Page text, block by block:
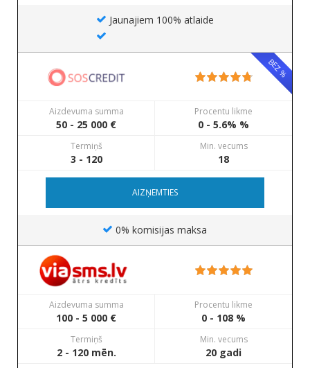
Jaunajiem 100% atlaide
BEZ %
Aizdevuma summa
50 - 25 000 €
Procentu likme
0 - 5.6% %
Termiņš
3 - 120
Min. vecums
18
AIZŅEMTIES
0% komisijas maksa
Aizdevuma summa
100 - 5 000 €
Procentu likme
0 - 108 %
Termiņš
2 - 120 mēn.
Min. vecums
20 gadi